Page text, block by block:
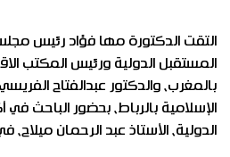
التقت الدكتورة مها فؤاد رئيس
المستقبل الدولية ورئيس المكتب
بالمغرب، والدكتور عبدالفتاح
الإسلامية بالرباط، بحضور الباحث في
الدولية، الأستاذ عبد الرحمان ميلاح،